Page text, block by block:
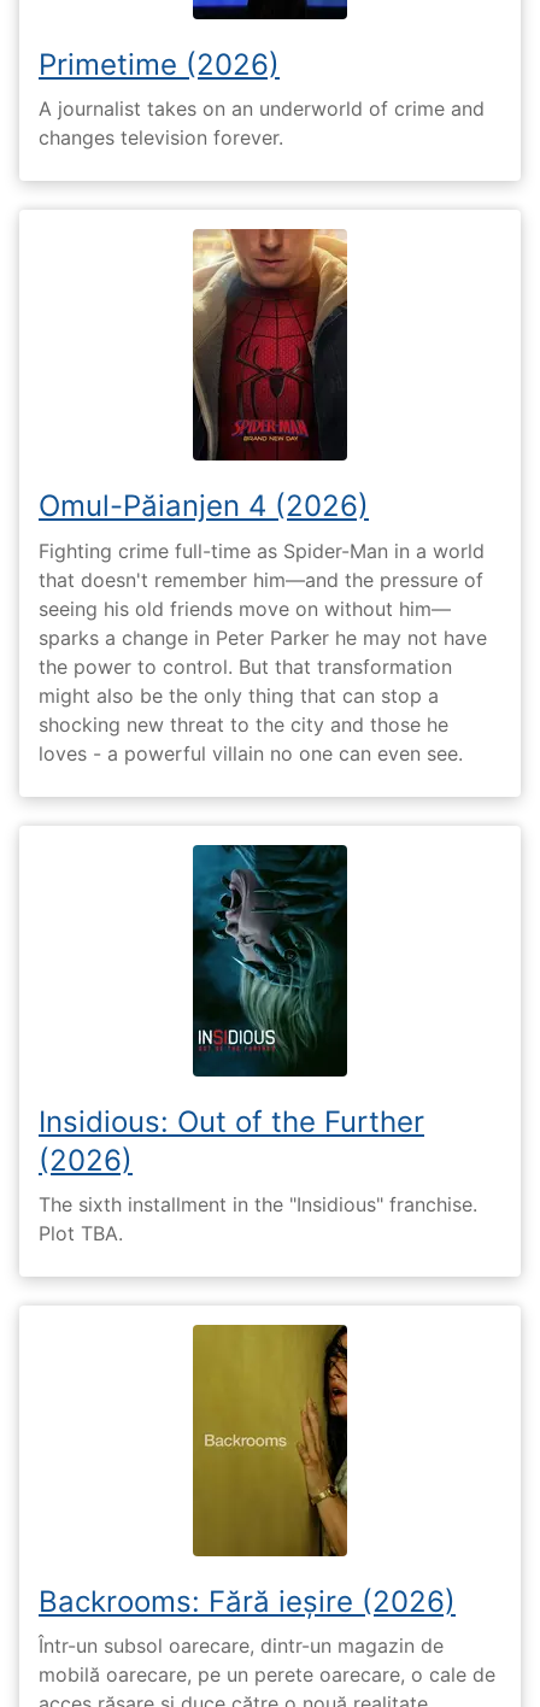
Primetime (2026)
A journalist takes on an underworld of crime and
changes television forever.
Omul-Păianjen 4 (2026)
Fighting crime full-time as Spider-Man in a world
that doesn't remember him—and the pressure of
seeing his old friends move on without him—
sparks a change in Peter Parker he may not have
the power to control. But that transformation
might also be the only thing that can stop a
shocking new threat to the city and those he
loves - a powerful villain no one can even see.
Insidious: Out of the Further
(2026)
The sixth installment in the "Insidious" franchise.
Plot TBA.
Backrooms: Fără ieșire (2026)
Într-un subsol oarecare, dintr-un magazin de
mobilă oarecare, pe un perete oarecare, o cale de